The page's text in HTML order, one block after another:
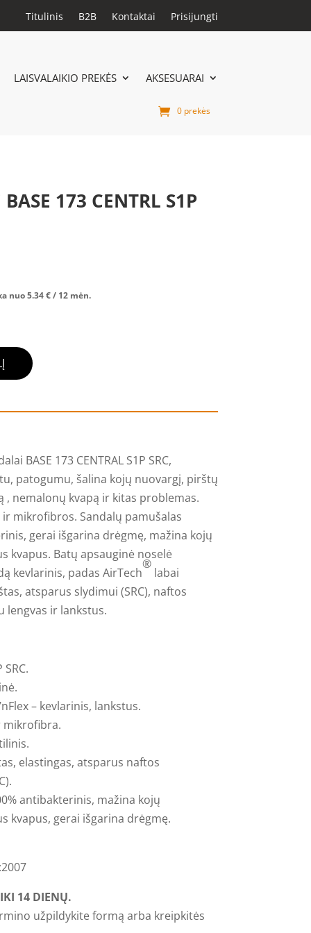
Titulinis B2B Kontaktai Prisijungti
LAISVALAIKIO PREKĖS AKSESUARAI
0 prekės
173 CENTRL S1P
nuo5.34€/ 12 mėn.
BASE 173 CENTRAL S1P SRC,
patogumu, šalina kojų nuovargį, pirštų
, nemalonų kvapą ir kitas problemas.
mikrofibros. Sandalų pamušalas
gerai išgarina drėgmę, mažina kojų
kvapus. Batų apsauginė noselė
kevlarinis, padas AirTech
®
labai
atsparus slydimui (SRC), naftos
lengvas ir lankstus.
– kevlarinis, lankstus.
mikrofibra.
elastingas, atsparus naftos
antibakterinis, mažina kojų
kvapus, gerai išgarina drėgmę.
14 DIENŲ.
užpildykite formą arba kreipkitės